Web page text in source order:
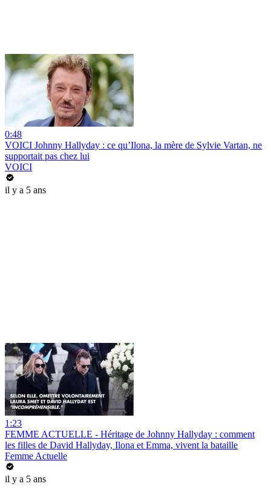
0:48
VOICI Johnny Hallyday : ce qu’Ilona, la mère de Sylvie Vartan, ne
supportait pas chez lui
VOICI
il y a 5 ans
1:23
FEMME ACTUELLE - Héritage de Johnny Hallyday : comment
les filles de David Hallyday, Ilona et Emma, vivent la bataille
Femme Actuelle
il y a 5 ans